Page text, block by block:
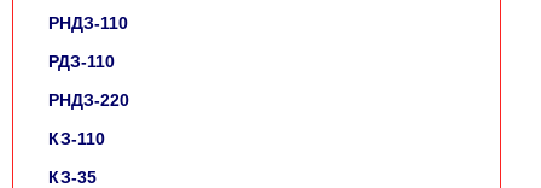
РНДЗ-110
РДЗ-110
РНДЗ-220
КЗ-110
КЗ-35